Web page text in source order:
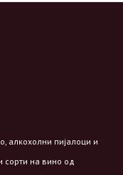
алкохолни пијалоци и
сорти на вино од